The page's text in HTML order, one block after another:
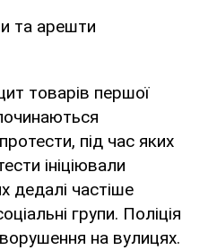
та арешти
товарів першої
під час яких
ініціювали
дедалі частіше
групи. Поліція
на вулицях.